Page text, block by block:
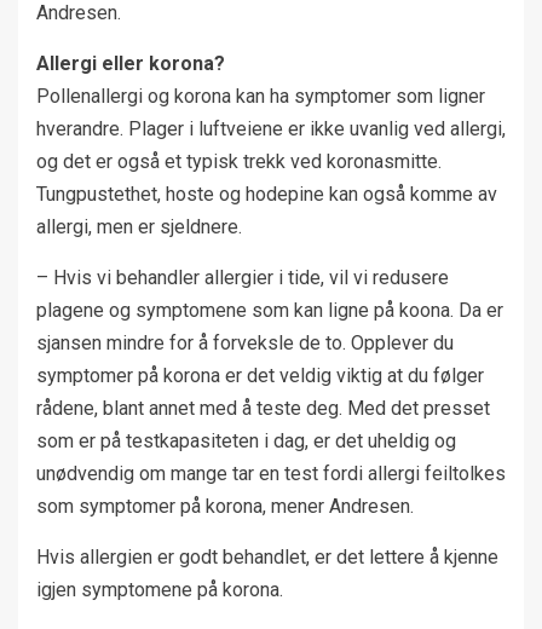
Andresen.
Allergi eller korona?
Pollenallergi og korona kan ha symptomer som ligner
hverandre. Plager i luftveiene er ikke uvanlig ved allergi,
og det er også et typisk trekk ved koronasmitte.
Tungpustethet, hoste og hodepine kan også komme av
allergi, men er sjeldnere.
– Hvis vi behandler allergier i tide, vil vi redusere
plagene og symptomene som kan ligne på koona. Da er
sjansen mindre for å forveksle de to. Opplever du
symptomer på korona er det veldig viktig at du følger
rådene, blant annet med å teste deg. Med det presset
som er på testkapasiteten i dag, er det uheldig og
unødvendig om mange tar en test fordi allergi feiltolkes
som symptomer på korona, mener Andresen.
Hvis allergien er godt behandlet, er det lettere å kjenne
igjen symptomene på korona.